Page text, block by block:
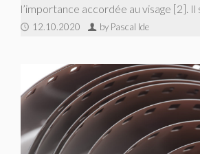
l’importance accordée au visage [2]. Il
12.10.2020 by Pascal Ide